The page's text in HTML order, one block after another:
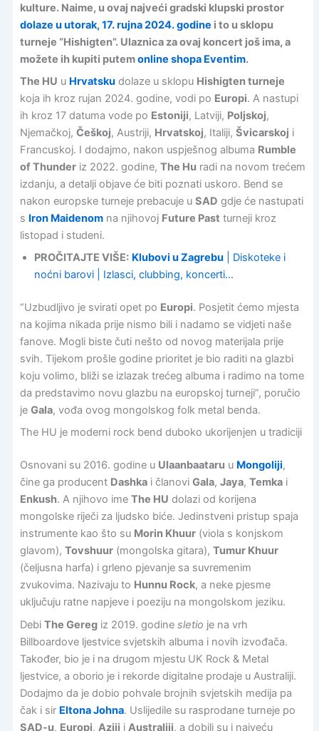
kulture. Naime, u ovaj najveći gradski klupski prostor
dolaze u utorak, 17. rujna 2024. godine i to u sklopu
turneje “Hishigten”. Ulaznica za ovaj koncert još ima, a
možete ih kupiti putemonline shopa Eventim.
The HU u Hrvatskudolaze u sklopu Hishigten turneje
koja ih kroz rujan 2024. godine, vodi po Europi. A nastupi
ih kroz 17 datuma vode po Estoniji, Latviji, Poljskoj,
Njemačkoj, Češkoj, Austriji, Hrvatskoj, Italiji, Švicarskoj i
Francuskoj. I dodajmo, nakon uspješnog albuma Rumble
of Thunderiz 2022. godine, The Hu radi na novom trećem
izdanju, a detalji objave će biti poznati uskoro. Bend se
nakon europske turneje prebacuje u SAD gdje će nastupati
s Iron Maidenomna njihovoj Future Past turneji kroz
listopad i studeni.
PROČITAJTE VIŠE: Klubovi u Zagrebu| Diskoteke i
noćni barovi | Izlasci, clubbing, koncerti…
“Uzbudljivo je svirati opet po Europi. Posjetit ćemo mjesta
na kojima nikada prije nismo bili i nadamo se vidjeti naše
fanove. Mogli biste čuti nešto od novog materijala prije
svih. Tijekom prošle godine prioritet je bio raditi na glazbi
koju volimo, bliži se izlazak trećeg albuma i radimo na tome
da predstavimo novu glazbu na europskoj turneji”, poručio
je Gala, vođa ovog mongolskog folk metal benda.
The HU je moderni rock bend duboko ukorijenjen u tradiciji
Osnovani su 2016. godine u Ulaanbaataru u Mongoliji,
čine ga producent Dashkai članovi Gala, Jaya, Temkai
Enkush. A njihovo ime The HU dolazi od korijena
mongolske riječi za ljudsko biće. Jedinstveni pristup spaja
instrumente kao što su Morin Khuur(viola s konjskom
glavom), Tovshuur(mongolska gitara), Tumur Khuur
(čeljusna harfa) i grleno pjevanje sa suvremenim
zvukovima. Nazivaju to Hunnu Rock, a neke pjesme
uključuju ratne napjeve i poeziju na mongolskom jeziku.
Debi The Geregiz 2019. godine sletio je na vrh
Billboardove ljestvice svjetskih albuma i novih izvođača.
Također, bio je i na drugom mjestu UK Rock & Metal
ljestvice, a oborio je i rekorde digitalne prodaje u Australiji.
Dodajmo da je dobio pohvale brojnih svjetskih medija pa
čak i sir Eltona Johna. Uslijedile su rasprodane turneje po
SAD-u, Europi, Aziji i Australiji, a dobili su i najveću